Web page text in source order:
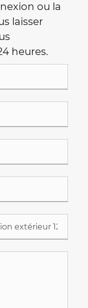
ou la
laisser
heures.